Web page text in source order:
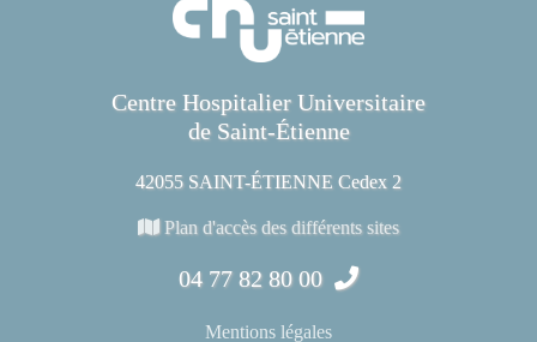
Centre Hospitalier Universitaire
de Saint-Étienne
42055 SAINT-ÉTIENNE Cedex 2
Plan d'accès des différents sites
04 77 82 80 00
Mentions légales